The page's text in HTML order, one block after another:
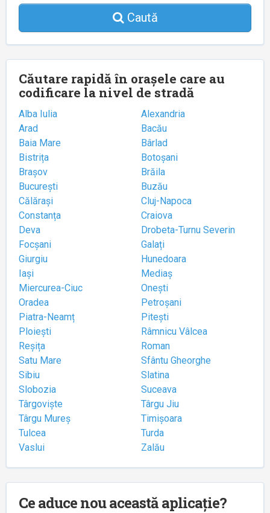
Caută
Căutare rapidă în orașele care au
codificare la nivel de stradă
Alba Iulia
Alexandria
Arad
Bacău
Baia Mare
Bârlad
Bistrița
Botoșani
Brașov
Brăila
București
Buzău
Călărași
Cluj-Napoca
Constanța
Craiova
Deva
Drobeta-Turnu Severin
Focșani
Galați
Giurgiu
Hunedoara
Iași
Mediaș
Miercurea-Ciuc
Onești
Oradea
Petroșani
Piatra-Neamț
Pitești
Ploiești
Râmnicu Vâlcea
Reșița
Roman
Satu Mare
Sfântu Gheorghe
Sibiu
Slatina
Slobozia
Suceava
Târgoviște
Târgu Jiu
Târgu Mureș
Timișoara
Tulcea
Turda
Vaslui
Zalău
Ce aduce nou această aplicație?